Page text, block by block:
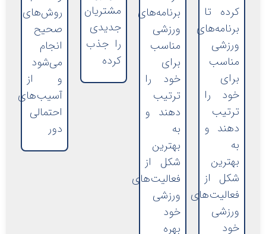
کرده تا
برنامه‌های
ورزشی
مناسب
خود را
ترتیب
دهند و
بهترین
شکل از
فعالیت‌های
ورزشی
برنامه‌های
ورزشی
مناسب
خود را
ترتیب
دهند و
به
بهترین
شکل از
فعالیت‌های
ورزشی
مشتریان
جدیدی
را جذب
روش‌های
صحیح
انجام
می‌شود
و از
آسیب‌های
احتمالی